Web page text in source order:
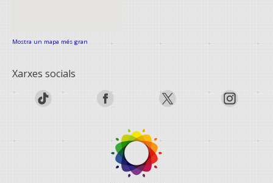
Mostra un mapa més gran
Xarxes socials